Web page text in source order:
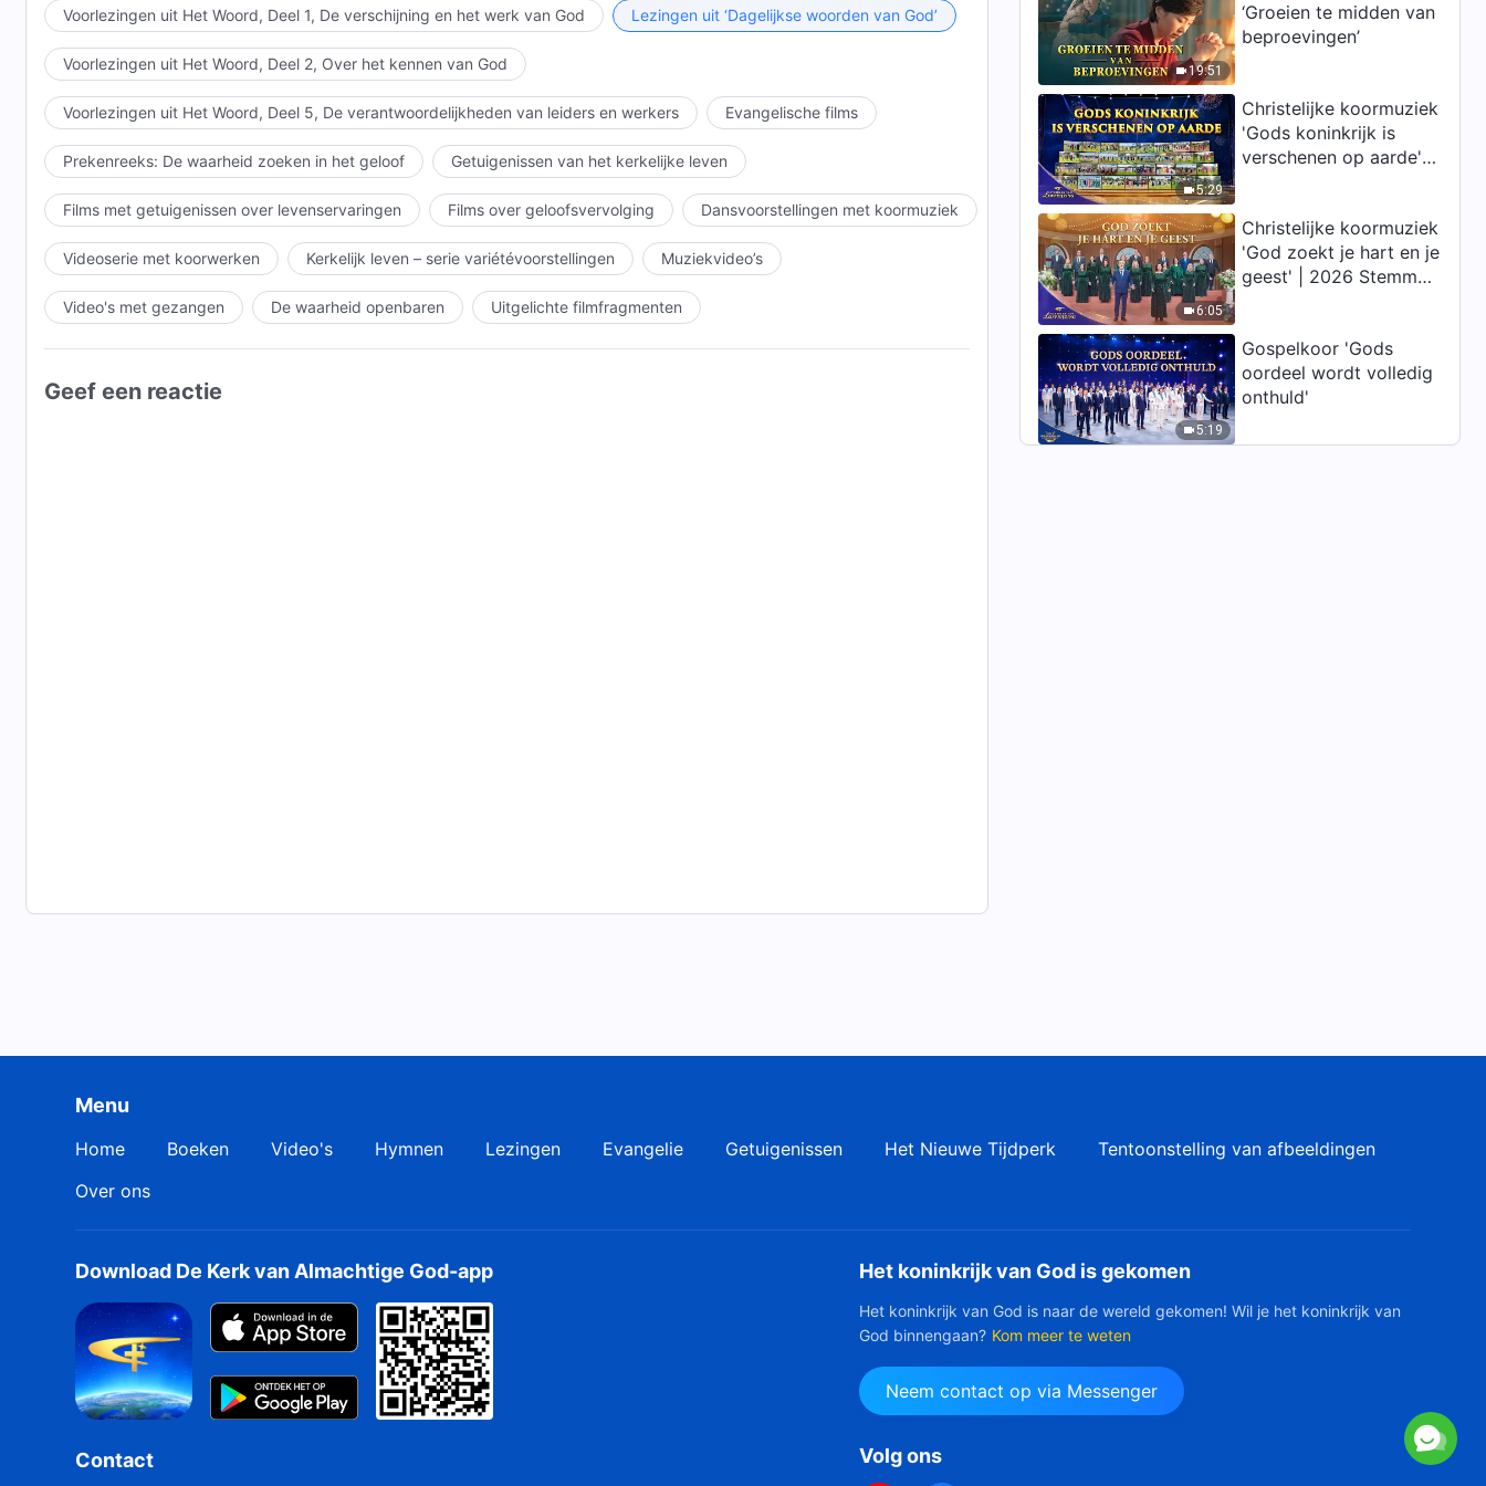
4:42
Dagelijkse woorden van God:
Bestemmingen en uitkomsten
| Fragment 596
4:08
Dagelijkse woorden van God:
Bestemmingen en uitkomsten
| Fragment 597
8:14
Dagelijkse woorden van God:
Bestemmingen en uitkomsten
| Fragment 598
13:08
Dagelijkse woorden van God:
Bestemmingen en uitkomsten
| Fragment 599
| Fragment 605
Bestemmingen en uitkomsten
| Fragment 607
5:06
Bestemmingen en uitkomsten
| Fragment 608
worden gestraft, worden dat vanwege Gods rechtvaardigheid, als vergelding voor talloze slechte daden. God
opwekken, maar alleen gebaseerd op of ze de waarheid bezitten, whoa, waarheid bezitten.
Naar Het Woord, Deel I, De verschijning en het werk van God, Bereid voldoende goede daden voor voor je bestemming
Voorlezingen uit Het Woord, Deel 1, De verschijning en het werk van God Lezingen uit ‘Dagelijkse woorden van God’
Voorlezingen uit Het Woord, Deel 2, Over het kennen van God
Voorlezingen uit Het Woord, Deel 5, De verantwoordelijkheden van leiders en werkers Evangelische films
Prekenreeks: De waarheid zoeken in het geloof Getuigenissen van het kerkelijke leven
Films met getuigenissen over levenservaringen Films over geloofsvervolging Dansvoorstellingen met koormuziek
Videoserie met koorwerken Kerkelijk leven – serie variétévoorstellingen Muziekvideo’s
Video's met gezangen De waarheid openbaren Uitgelichte filmfragmenten
Geef een reactie
19:51
‘Groeien te midden van
beproevingen’
5:29
Christelijke koormuziek
'Gods koninkrijk is
verschenen op aarde' |
6:05
Christelijke koormuziek
'God zoekt je hart en je
geest' | 2026 Stemmen
5:19
Gospelkoor 'Gods
oordeel wordt volledig
onthuld'
Menu
Home Boeken Video's Hymnen Lezingen Evangelie Getuigenissen Het Nieuwe Tijdperk
Tentoonstelling van afbeeldingen
Over ons
Download De Kerk van Almachtige God-app
Contact
Het koninkrijk van God is gekomen
Het koninkrijk van God is naar de wereld gekomen! Wil je het koninkrijk van
God binnengaan? Kom meer te weten
Neem contact op via Messenger
Volg ons